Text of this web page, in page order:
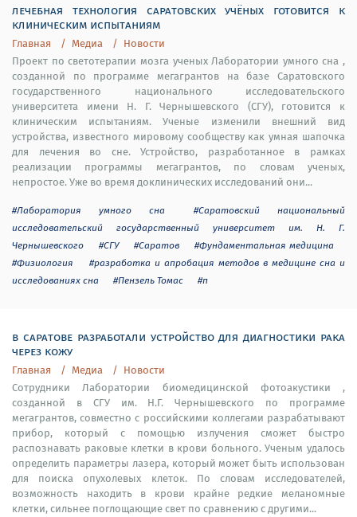
лечебная технология саратовских учёных готовится к
клиническим испытаниям
Главная Медиа
Новости
Проект по светотерапии мозга ученых Лаборатории умного сна ,
созданной по программе мегагрантов на базе Саратовского
государственного национального исследовательского
университета имени Н. Г. Чернышевского (СГУ), готовится к
клиническим испытаниям. Ученые изменили внешний вид
устройства, известного мировому сообществу как умная шапочка
для лечения во сне. Устройство, разработанное в рамках
реализации программы мегагрантов, по словам ученых,
непростое. Уже во время доклинических исследований они...
#Лаборатория умного сна
#Саратовский национальный
исследовательский государственный университет им. Н. Г.
Чернышевского
#СГУ #Саратов
#Фундаментальная медицина
#Физиология
#разработка и апробация методов в медицине сна и
исследованиях сна
#Пензель Томас #п
в саратове разработали устройство для диагностики рака
через кожу
Главная Медиа
Новости
Сотрудники Лаборатории биомедицинской фотоакустики ,
созданной в СГУ им. Н.Г. Чернышевского по программе
мегагрантов, совместно с российскими коллегами разрабатывают
прибор, который с помощью излучения сможет быстро
распознавать раковые клетки в крови больного. Ученым удалось
определить параметры лазера, который может быть использован
для поиска опухолевых клеток. По словам исследователей,
возможность находить в крови крайне редкие меланомные
клетки, сильнее поглощающие свет по сравнению с другими...